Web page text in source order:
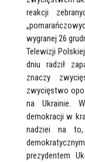
reakcji
wygranej 26
Telewizji
dniu radził
znaczy
zwycięstwo
na Ukrainie.
demokracji w
nadziei na
prezydentem